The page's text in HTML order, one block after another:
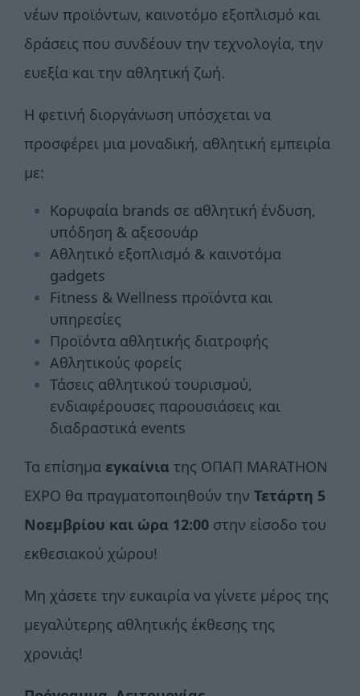
νέων προϊόντων, καινοτόμο εξοπλισμό και
δράσεις που συνδέουν την τεχνολογία, την
ευεξία και την αθλητική ζωή.
Η φετινή διοργάνωση υπόσχεται να
προσφέρει μια μοναδική, αθλητική εμπειρία
με:
Κορυφαία brands σε αθλητική ένδυση,
υπόδηση & αξεσουάρ
Αθλητικό εξοπλισμό & καινοτόμα
gadgets
Fitness & Wellness προϊόντα και
υπηρεσίες
Προϊόντα αθλητικής διατροφής
Αθλητικούς φορείς
Τάσεις αθλητικού τουρισμού,
ενδιαφέρουσες παρουσιάσεις και
διαδραστικά events
Τα επίσημα εγκαίνια της ΟΠΑΠ MARATHON
EXPO θα πραγματοποιηθούν την Τετάρτη 5
Νοεμβρίου και ώρα 12:00 στην είσοδο του
εκθεσιακού χώρου!
Μη χάσετε την ευκαιρία να γίνετε μέρος της
μεγαλύτερης αθλητικής έκθεσης της
χρονιάς!